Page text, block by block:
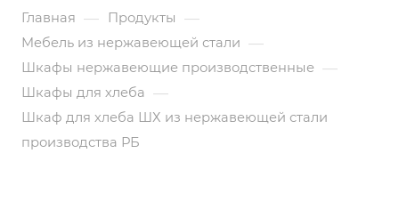
Главная — Продукты —
Мебель из нержавеющей стали —
Шкафы нержавеющие производственные —
Шкафы для хлеба —
Шкаф для хлеба ШХ из нержавеющей стали
производства РБ